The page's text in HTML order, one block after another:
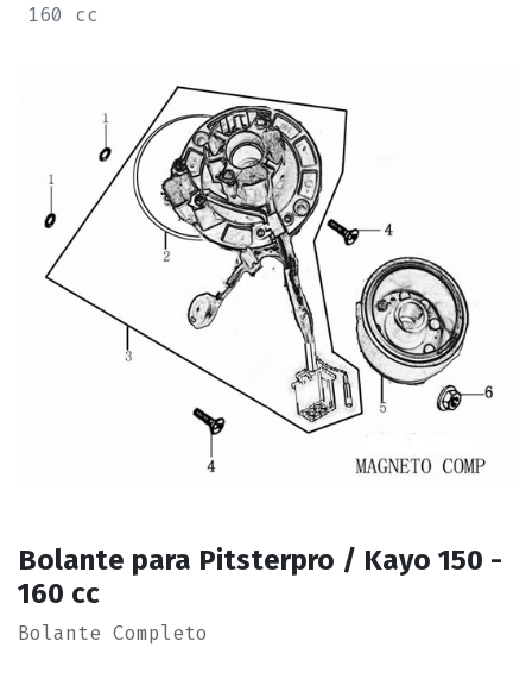
160 cc
Bolante para Pitsterpro / Kayo 150 -
160 cc
Bolante Completo